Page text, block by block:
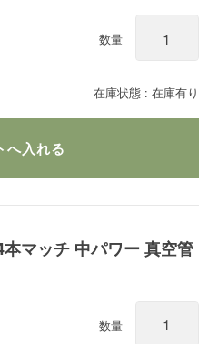
在庫状態 : 在庫有り
数量
マッチ 中パワー 真空管
数量